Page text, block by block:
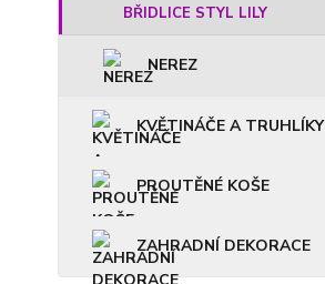
BŘIDLICE STYL LILY
NEREZ
KVĚTINÁČE A TRUHLÍKY
PROUTĚNÉ KOŠE
ZAHRADNÍ DEKORACE